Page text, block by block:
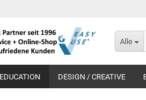
Alle
EDUCATION DESIGN / CREATIVE